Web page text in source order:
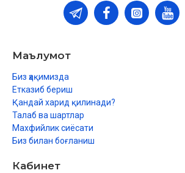
Маълумот
Биз ҳақимизда
Етказиб бериш
Қандай харид қилинади?
Талаб ва шартлар
Махфийлик сиёсати
Биз билан боғланиш
Кабинет